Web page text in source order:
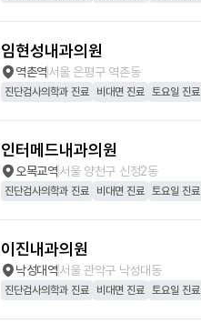
임현성내과의원
역촌역서울 은평구 역촌동
진단검사의학과 진료 비대면 진료 토요일 진료
인터메드내과의원
오목교역서울 양천구 신정2동
진단검사의학과 진료 비대면 진료 토요일 진료
이진내과의원
낙성대역서울 관악구 낙성대동
진단검사의학과 진료 비대면 진료 토요일 진료